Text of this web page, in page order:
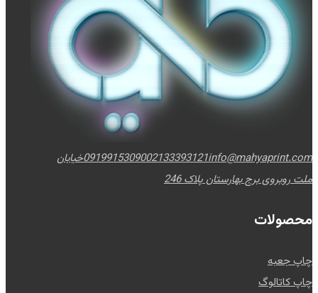
0919915309002133393121info@mahyaprint.com
خیابان
ملت روبروی برج بهارستان پلاک 246
محصولات
چاپ جعبه
چاپ کاتالوگ